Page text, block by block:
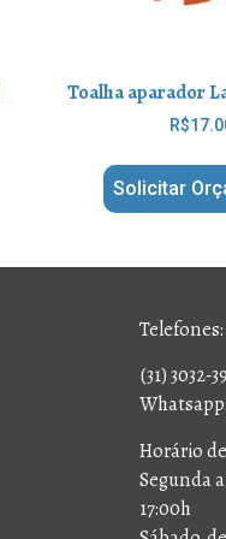
Toalha aparador
R$
Solicitar
Telefones:
(31) 3032-
Horário
Segunda
17:00h